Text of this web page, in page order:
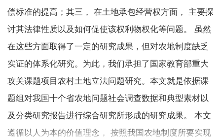
偿标准的提高；其三， 在土地承包经营权方面， 主要探
讨其法律性质以及如何促使该权利物权化等问题。 虽然
在这些方面取得了一定的研究成果，但对农地制度缺乏
实证的体系化研究。为此，我们承担了国家教育部重大
攻关课题项目农村土地立法问题研究。本文就是依据课
题组对我国十个省农地问题社会调查数据和典型素材以
及分类研究报告进行综合研究所形成的研究成果。 本文
遵循以人为本的价值理念， 按照我国农地制度所要实现